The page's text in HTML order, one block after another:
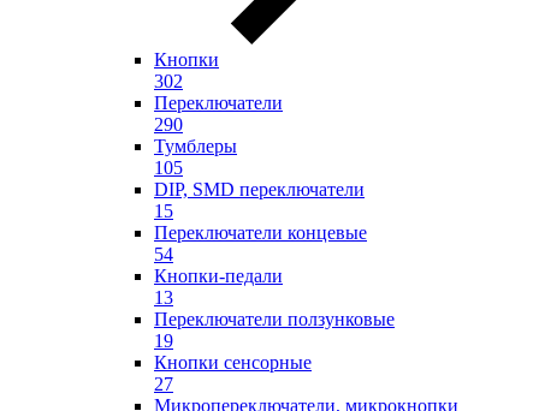
Кнопки
302
Переключатели
290
Тумблеры
105
DIP, SMD переключатели
15
Переключатели концевые
54
Кнопки-педали
13
Переключатели ползунковые
19
Кнопки сенсорные
27
Микропереключатели, микрокнопки